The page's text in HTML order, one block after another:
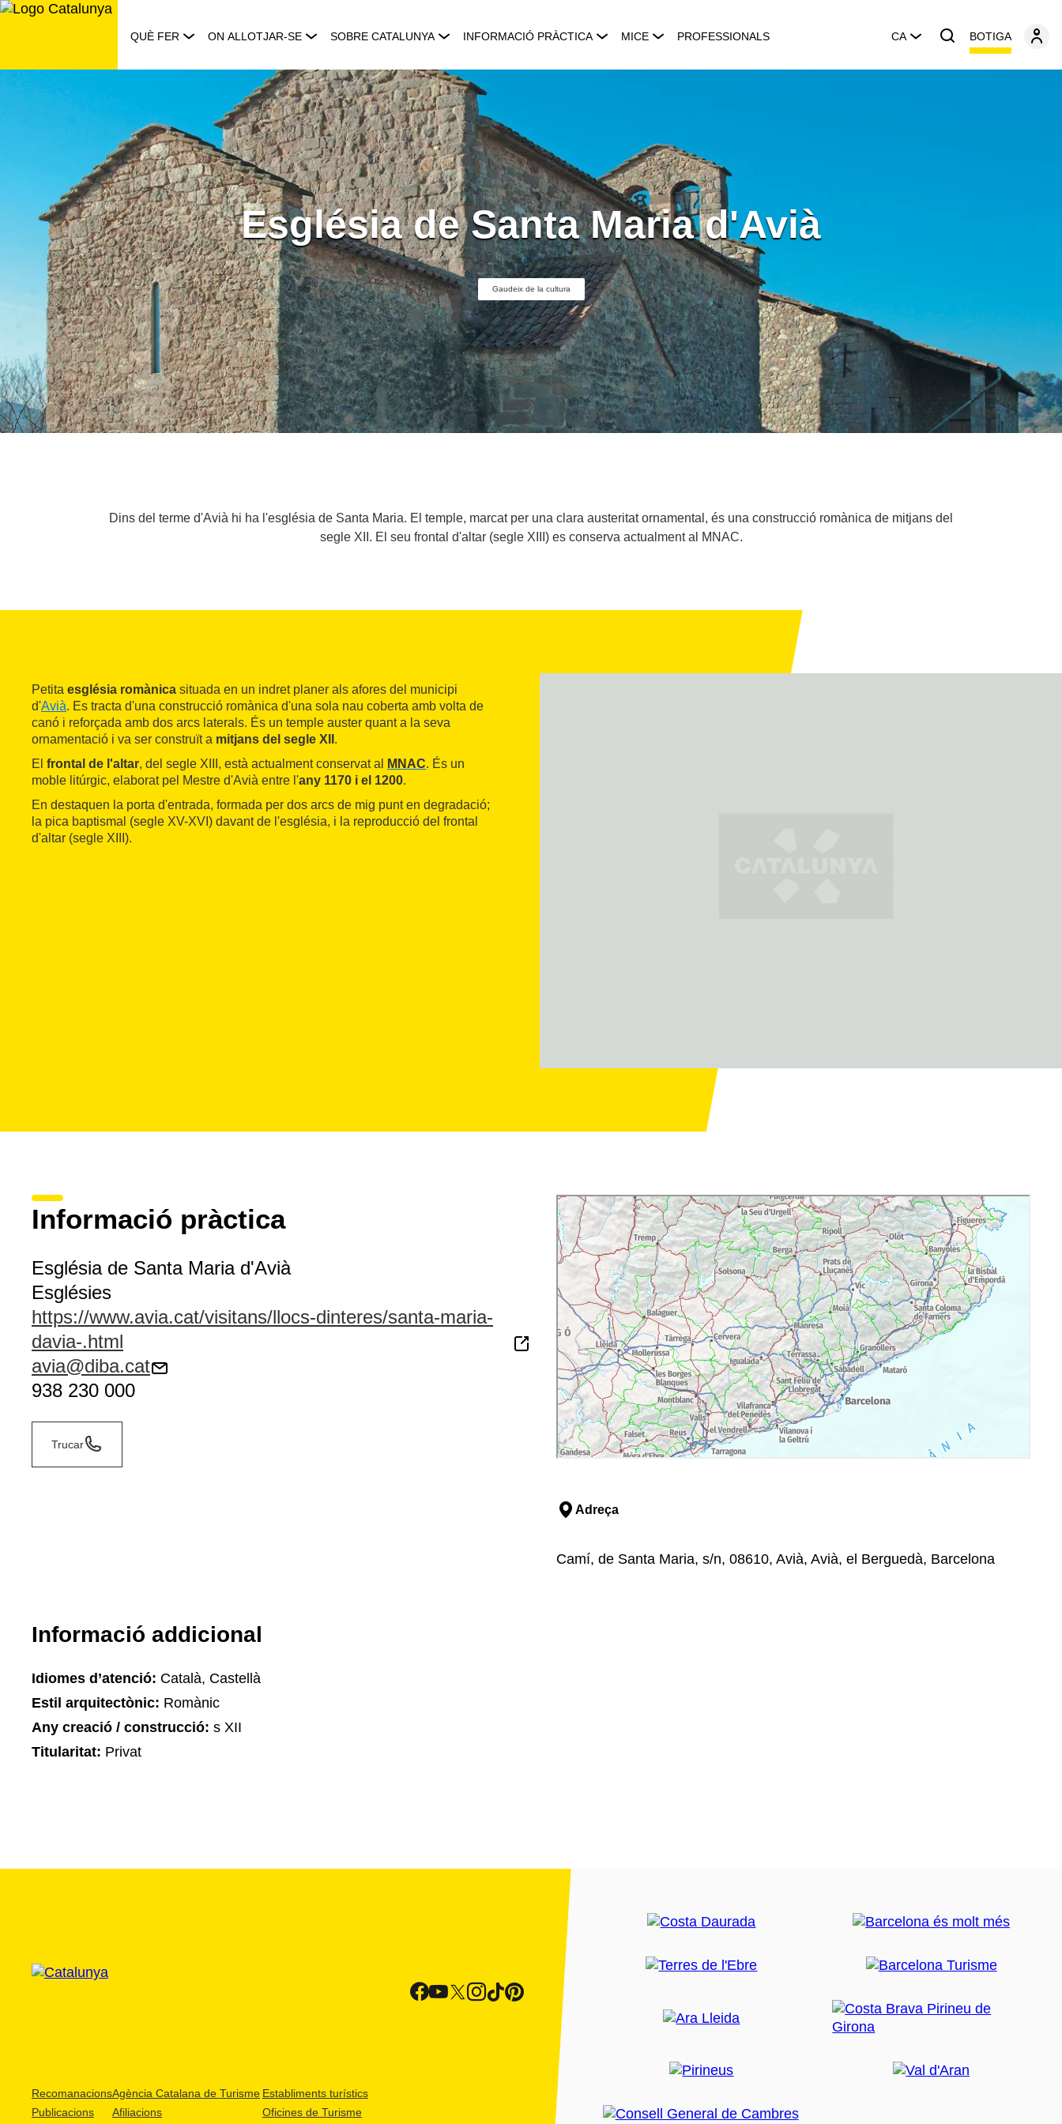
Saltar
QUÈ FER ON ALLOTJAR-SE SOBRE CATALUNYA INFORMACIÓ PRÀCTICA MICE PROFESSIONALS CA BOTIGA
Església de Santa Maria d'Avià
Gaudeix de la cultura
Dins del terme d'Avià hi ha l'església de Santa Maria. El temple, marcat per una clara austeritat ornamental, és una construcció romànica de mitjans del
segle XII. El seu frontal d'altar (segle XIII) es conserva actualment al MNAC.
Petita església romànica situada en un indret planer als afores del municipi
d'Avià. Es tracta d'una construcció romànica d'una sola nau coberta amb volta de
canó i reforçada amb dos arcs laterals. És un temple auster quant a la seva
ornamentació i va ser construït a mitjans del segle XII .
El frontal de l'altar, del segle XIII, està actualment conservat al MNAC. És un
moble litúrgic, elaborat pel Mestre d'Avià entre l'any 1170 i el 1200.
En destaquen la porta d'entrada, formada per dos arcs de mig punt en degradació;
la pica baptismal (segle XV-XVI) davant de l'església, i la reproducció del frontal
d'altar (segle XIII).
Informació pràctica
Església de Santa Maria d'Avià
Esglésies
https://www.avia.cat/visitans/llocs-dinteres/santa-maria-
davia-.html
avia@diba.cat
938 230 000
Trucar
Adreça
Camí, de Santa Maria, s/n, 08610, Avià, Avià, el Berguedà, Barcelona
Informació addicional
Idiomes d’atenció: Català, Castellà
Estil arquitectònic: Romànic
Any creació / construcció: s XII
Titularitat: Privat
Recomanacions
Publicacions
Agència Catalana de Turisme
Afiliacions
Establiments turístics
Oficines de Turisme